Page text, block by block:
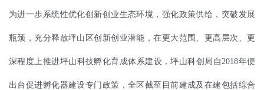
为进一步系统性优化创新创业生态环境，强化政策供给，突破发展
瓶颈，充分释放坪山区创新创业潜能，在更大范围、更高层次、更
深程度上推进坪山科技孵化育成体系建设，坪山科创局自2018年便
出台促进孵化器建设专门政策，全区截至目前建成及在建包括综合